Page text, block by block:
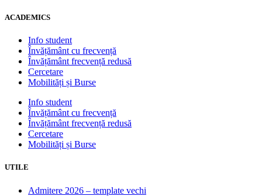
ACADEMICS
Info student
Învățământ cu frecvență
Învățământ frecvență redusă
Cercetare
Mobilități și Burse
Info student
Învățământ cu frecvență
Învățământ frecvență redusă
Cercetare
Mobilități și Burse
UTILE
Admitere 2026 – template vechi